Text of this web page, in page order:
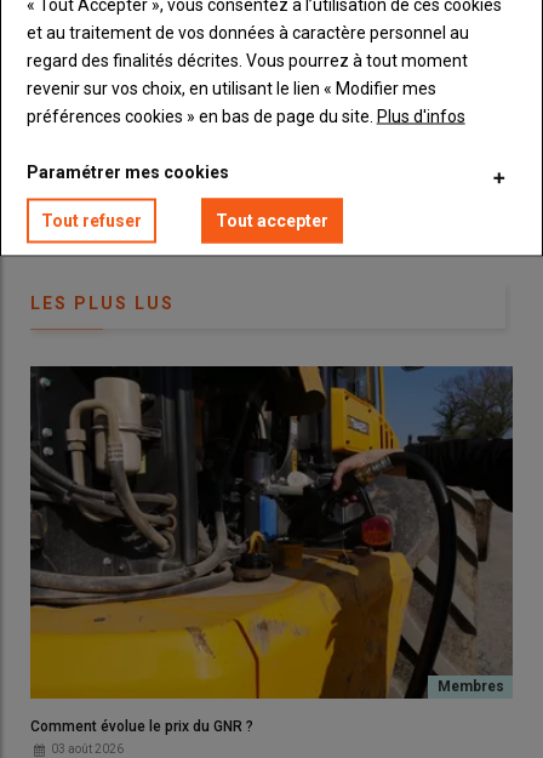
© D. Laisney
est le bon état et le bonalignement des pointes
. Tout élément
absent ou détérioré est bien sûr à remplacer.
mobiles
Vous recevrez chaque semaine toutes les actualités 100%
Machinisme.
LES PLUS LUS
Comment évolue le prix du GNR ?
03 août 2026
« Tout Accepter », vous consentez à l’utilisation de ces cookies
et au traitement de vos données à caractère personnel au
regard des finalités décrites. Vous pourrez à tout moment
revenir sur vos choix, en utilisant le lien « Modifier mes
préférences cookies » en bas de page du site. Plus d'infos
Paramétrer mes cookies
Tout refuser Tout accepter